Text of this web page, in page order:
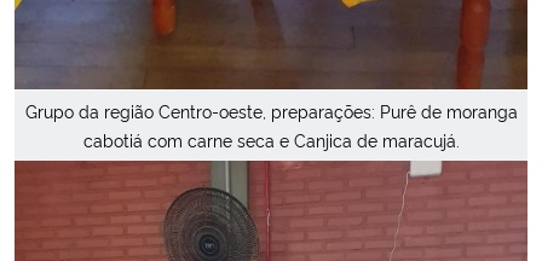
Grupo da região Centro-oeste, preparações: Purê de moranga
cabotiá com carne seca e Canjica de maracujá.